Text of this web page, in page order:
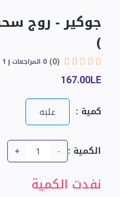
)
(0)
0 المراجعات 1
167.00LE
كمية : علبه
الكمية : -
+
نفدت الكمية